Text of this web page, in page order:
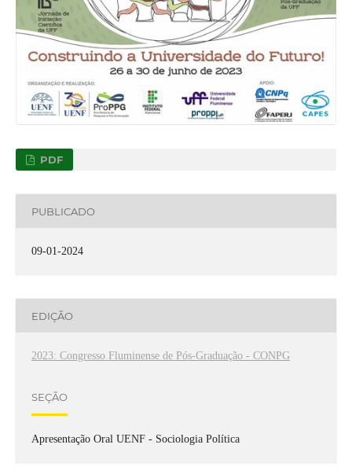
PDF
PUBLICADO
09-01-2024
EDIÇÃO
2023: Congresso Fluminense de Pós-Graduação - CONPG
SEÇÃO
Apresentação Oral UENF - Sociologia Política